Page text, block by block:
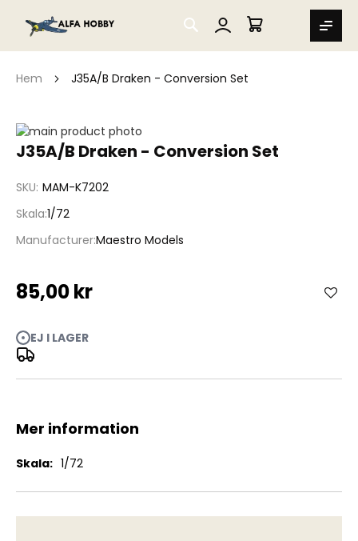
SEARCH
MIN VARUKORG
Hem J35A/B Draken - Conversion Set
J35A/B Draken - Conversion Set
SKU MAM-K7202
Skala 1/72
ManufacturerMaestro Models
85,00 kr
EJ I LAGER
Hoppa
till
bildgalleriet
Hoppa
av
bildgalleriet
Mer information
Mer
1/72